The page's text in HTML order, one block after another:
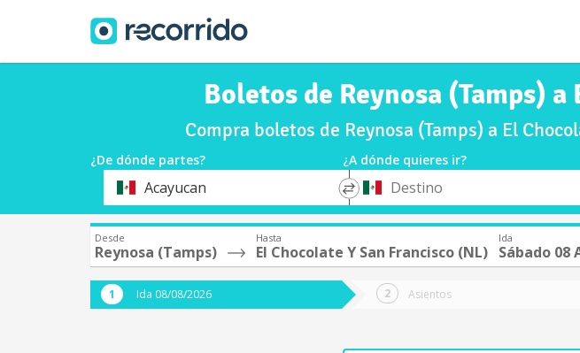
Boletos de Reynosa (Tamps)
Compra boletos de Reynosa (Tamps) a El
¿De dónde partes? ¿A dónde quieres ir?
OrigenAcayucan
*
Destino
Desde
Reynosa (Tamps)
Hasta
El Chocolate Y San Francisco (NL)
Ida
Sábado 08
Ida 08/08/2026 Asientos